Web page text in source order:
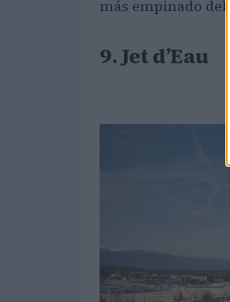
más empinado
9. Jet d’Eau